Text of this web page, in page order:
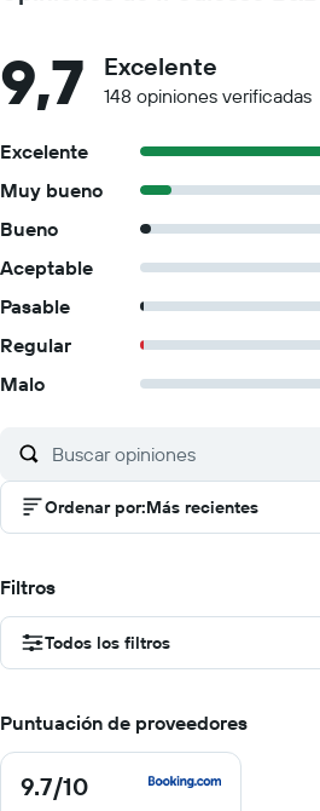
9,7 Excelente
148 opiniones verificadas
Excelente
Muy bueno
Bueno
Aceptable
Pasable
Regular
Malo
Ordenar por:Más recientes
Filtros
Todos los filtros
Puntuación de proveedores
9.7/10
9.7